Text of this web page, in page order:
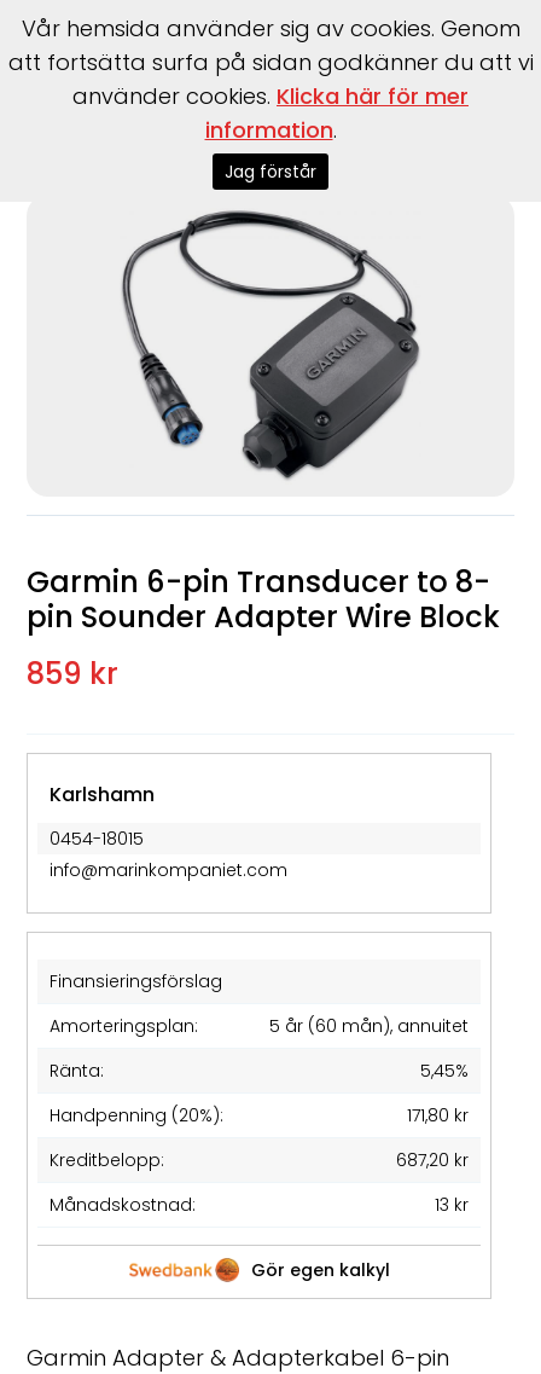
Garmin>6-pin Transducer to 8-pin
Sounder Adapter Wire Block
Garmin 6-pin Transducer to 8-
pin Sounder Adapter Wire Block
859 kr
Karlshamn
0454-18015
info@marinkompaniet.com
Finansieringsförslag
Amorteringsplan:
5 år (60 mån), annuitet
Ränta:
5,45%
Handpenning (20%):
171,80 kr
Kreditbelopp:
687,20 kr
Månadskostnad:
13 kr
Gör egen kalkyl
Garmin Adapter & Adapterkabel 6-pin
Vår hemsida använder sig av cookies. Genom
att fortsätta surfa på sidan godkänner du att vi
använder cookies. Klicka här för mer
information.
Jag förstår